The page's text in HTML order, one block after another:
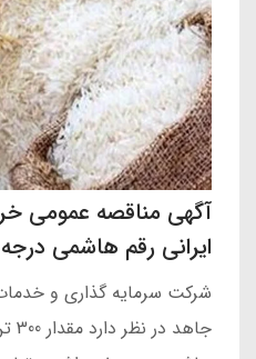
ایرانی رقم هاشمی
شرکت سرمایه گذاری و